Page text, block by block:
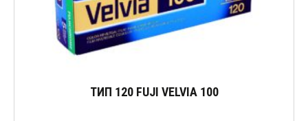
ТИП 120 FUJI VELVIA 100